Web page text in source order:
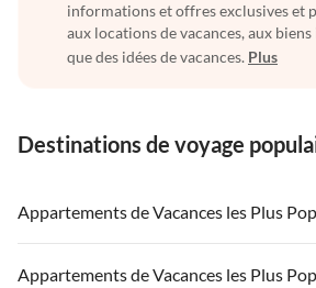
informations et offres exclusives et
aux locations de vacances, aux
que des idées de vacances. Plus
Destinations de voyage
Appartements de Vacances les Plus
Appartements de Vacances à France
Appartements de Vacances les Plus